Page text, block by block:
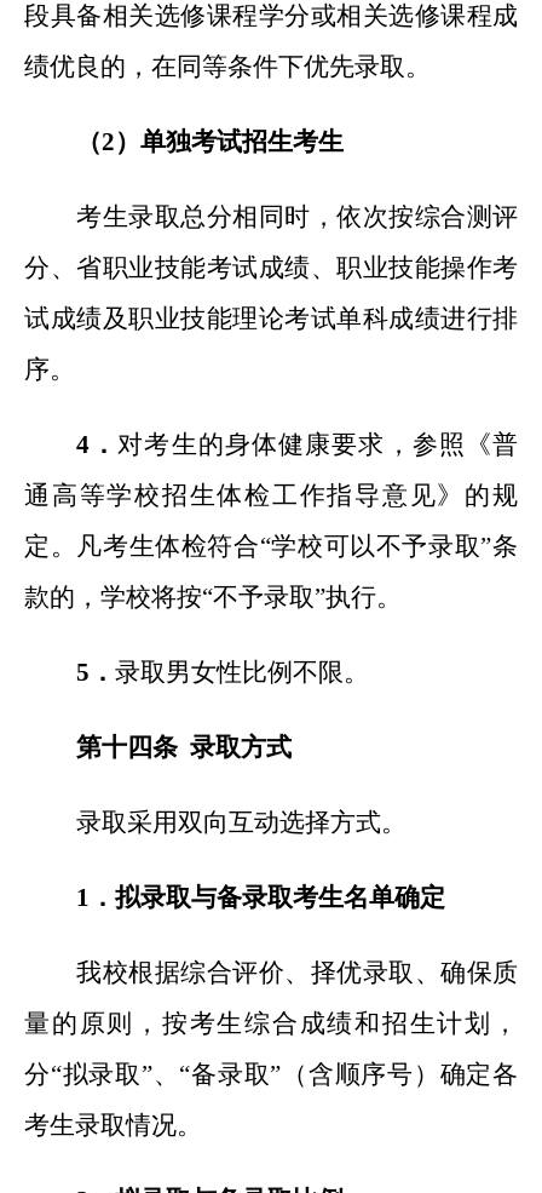
段具备相关选修课程学分或相关选修课程成
绩优良的，在同等条件下优先录取。
（2）单独考试招生考生
考生录取总分相同时，依次按综合测评
分、省职业技能考试成绩、职业技能操作考
试成绩及职业技能理论考试单科成绩进行排
序。
4 ．对考生的身体健康要求，参照《普
通高等学校招生体检工作指导意见》的规
定。凡考生体检符合“学校可以不予录取”条
款的，学校将按“不予录取”执行。
5 ． 录取男女性比例不限。
第十四条 录取方式
录取采用双向互动选择方式。
1 ．拟录取与备录取考生名单确定
我校根据综合评价、择优录取、确保质
量的原则，按考生综合成绩和招生计划，
分“拟录取”、“备录取”（含顺序号）确定各
考生录取情况。